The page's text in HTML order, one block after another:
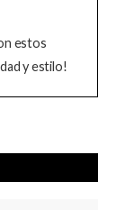
estos
y estilo!